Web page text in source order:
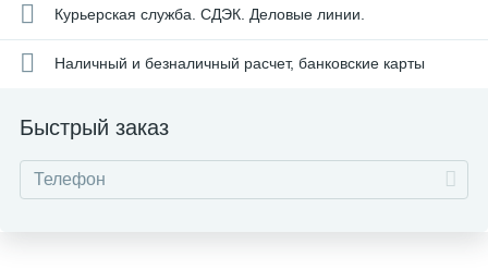
Курьерская служба. СДЭК. Деловые линии.
Наличный и безналичный расчет, банковские карты
Быстрый заказ